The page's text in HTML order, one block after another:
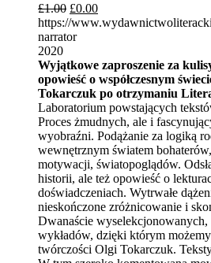
£1.00 £0.00
https://
narrator
2020
Wyjątkowe zaproszenie za
opowieść o współczesnym
Tokarczuk po otrzymaniu
Laboratorium powstających
Proces żmudnych, ale i
wyobraźni. Podążanie za logiką
wewnętrznym światem
motywacji, światopoglądów.
historii, ale też opowieść o
doświadczeniach. Wytrwałe
nieskończone zróżnicowanie i
Dwanaście
wykładów, dzięki którym
twórczości Olgi Tokarczuk.